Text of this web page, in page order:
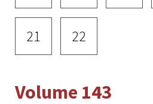
21 22
Volume 143